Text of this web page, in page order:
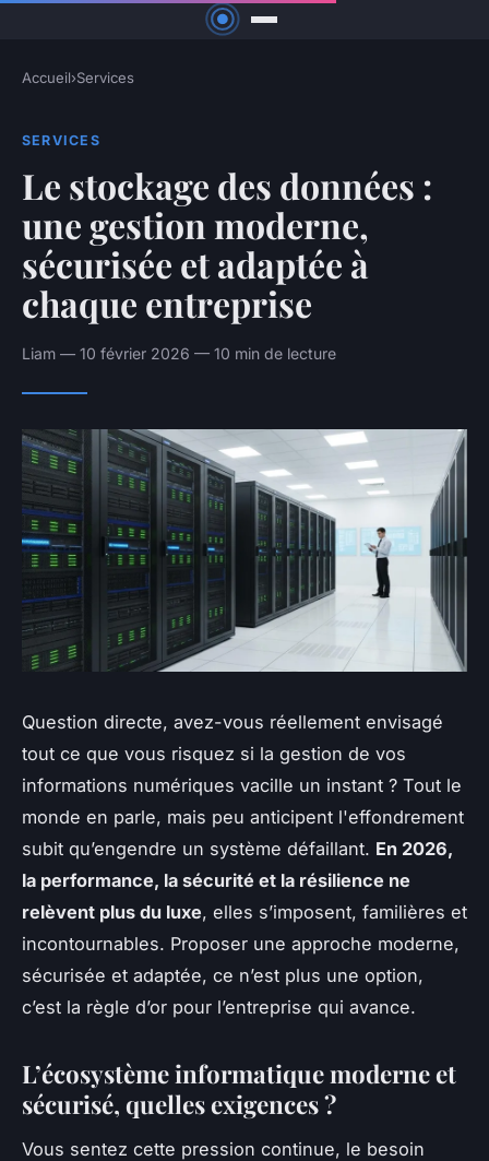
Accueil›Services
SERVICES
Le stockage des données :
une gestion moderne,
sécurisée et adaptée à
chaque entreprise
Liam — 10 février 2026 — 10 min de lecture
Question directe, avez-vous réellement envisagé
tout ce que vous risquez si la gestion de vos
informations numériques vacille un instant ? Tout le
monde en parle, mais peu anticipent l'effondrement
subit qu’engendre un système défaillant. En 2026,
la performance, la sécurité et la résilience ne
relèvent plus du luxe, elles s’imposent, familières et
incontournables. Proposer une approche moderne,
sécurisée et adaptée, ce n’est plus une option,
c’est la règle d’or pour l’entreprise qui avance.
L’écosystème informatique moderne et
sécurisé, quelles exigences ?
Vous sentez cette pression continue, le besoin